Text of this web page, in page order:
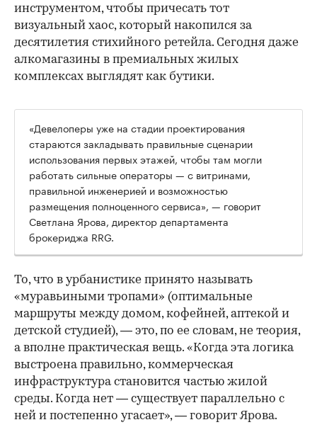
инструментом, чтобы причесать тот
визуальный хаос, который накопился за
десятилетия стихийного ретейла. Сегодня даже
алкомагазины в премиальных жилых
комплексах выглядят как бутики.
00:00
«Девелоперы уже на стадии проектирования
стараются закладывать правильные сценарии
использования первых этажей, чтобы там могли
работать сильные операторы — с витринами,
правильной инженерией и возможностью
размещения полноценного сервиса», — говорит
Светлана Ярова, директор департамента
брокериджа RRG.
То, что в урбанистике принято называть
«муравьиными тропами» (оптимальные
маршруты между домом, кофейней, аптекой и
детской студией), — это, по ее словам, не теория,
а вполне практическая вещь. «Когда эта логика
выстроена правильно, коммерческая
инфраструктура становится частью жилой
среды. Когда нет — существует параллельно с
ней и постепенно угасает», — говорит Ярова.